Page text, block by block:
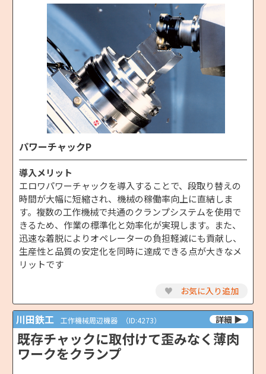
パワーチャックP
導入メリット
エロワパワーチャックを導入することで、段取り替えの
時間が大幅に短縮され、機械の稼働率向上に直結しま
す。複数の工作機械で共通のクランプシステムを使用で
きるため、作業の標準化と効率化が実現します。また、
迅速な着脱によりオペレーターの負担軽減にも貢献し、
生産性と品質の安定化を同時に達成できる点が大きなメ
リットです
♥ お気に入り追加
川田鉄工 工作機械周辺機器 （ID:4273）
既存チャックに取付けて歪みなく薄肉
ワークをクランプ